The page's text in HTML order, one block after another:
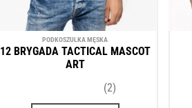
PODKOSZULKA MĘSKA
12 BRYGADA TACTICAL MASCOT
ART
(2)